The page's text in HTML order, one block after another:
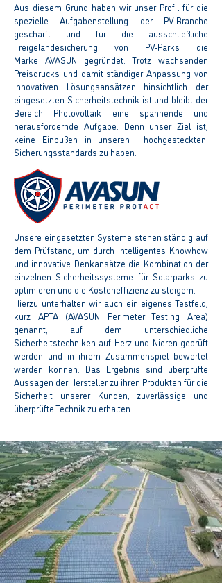
Aus diesem Grund haben wir unser Profil für die
spezielle Aufgabenstellung der PV-Branche
geschärft und für die ausschließliche
Freigeländesicherung von PV-Parks die
Marke AVASUN gegründet. Trotz wachsenden
Preisdrucks und damit ständiger Anpassung von
innovativen Lösungsansätzen hinsichtlich der
eingesetzten Sicherheitstechnik ist und bleibt der
Bereich Photovoltaik eine spannende und
herausfordernde Aufgabe. Denn unser Ziel ist,
keine Einbußen in unseren hochgesteckten
Sicherungsstandards zu haben.
Unsere eingesetzten Systeme stehen ständig auf
dem Prüfstand, um durch intelligentes Knowhow
und innovative Denkansätze die Kombination der
einzelnen Sicherheitssysteme für Solarparks zu
optimieren und die Kosteneffizienz zu steigern.
Hierzu unterhalten wir auch ein eigenes Testfeld,
kurz APTA (AVASUN Perimeter Testing Area)
genannt, auf dem unterschiedliche
Sicherheitstechniken auf Herz und Nieren geprüft
werden und in ihrem Zusammenspiel bewertet
werden können. Das Ergebnis sind überprüfte
Aussagen der Hersteller zu ihren Produkten für die
Sicherheit unserer Kunden, zuverlässige und
überprüfte Technik zu erhalten.